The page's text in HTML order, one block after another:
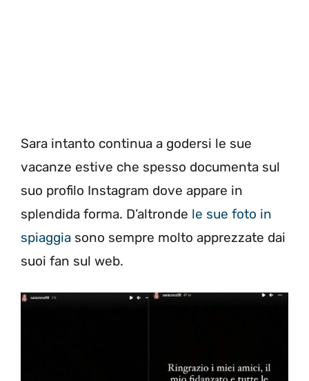
Sara intanto continua a godersi le sue
vacanze estive che spesso documenta sul
suo profilo Instagram dove appare in
splendida forma. D’altronde le sue foto in
spiaggia sono sempre molto apprezzate dai
suoi fan sul web.